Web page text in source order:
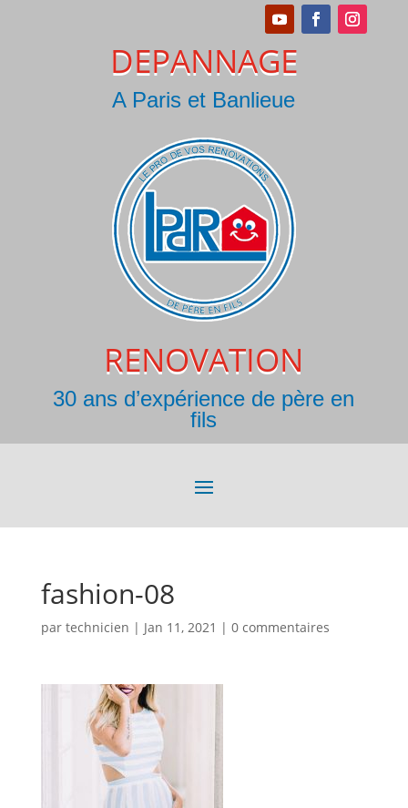
DEPANNAGE
A Paris et Banlieue
RENOVATION
30 ans d’expérience de père en
fils
fashion-08
par technicien | Jan 11, 2021 | 0 commentaires